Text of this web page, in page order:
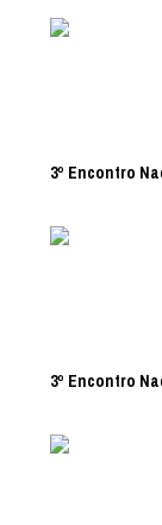
3º Encontro
3º Encontro